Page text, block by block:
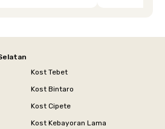
Kost Tebet
Kost Bintaro
Kost Cipete
Kost Kebayoran Lama